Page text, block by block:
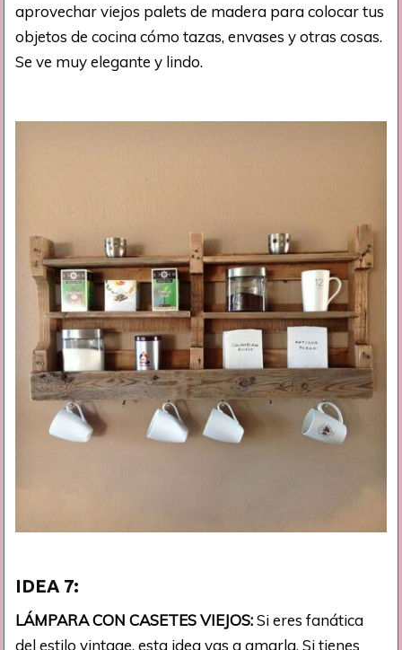
aprovechar viejos palets de madera para colocar tus
objetos de cocina cómo tazas, envases y otras cosas.
Se ve muy elegante y lindo.
IDEA 7:
LÁMPARA CON CASETES VIEJOS:Si eres fanática
del estilo vintage, esta idea vas a amarla. Si tienes